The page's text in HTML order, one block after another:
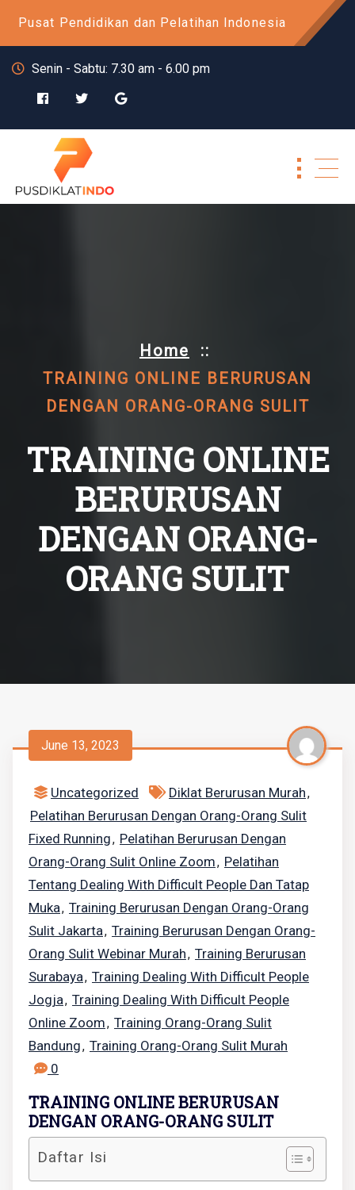
Pusat Pendidikan dan Pelatihan Indonesia
Senin - Sabtu: 7.30 am - 6.00 pm
Home ::
TRAINING ONLINE BERURUSAN
DENGAN ORANG-ORANG SULIT
TRAINING ONLINE
BERURUSAN
DENGAN ORANG-
ORANG SULIT
June 13, 2023
Uncategorized Diklat Berurusan Murah,
Pelatihan Berurusan Dengan Orang-Orang Sulit
Fixed Running, Pelatihan Berurusan Dengan
Orang-Orang Sulit Online Zoom, Pelatihan
Tentang Dealing With Difficult People Dan Tatap
Muka, Training Berurusan Dengan Orang-Orang
Sulit Jakarta, Training Berurusan Dengan Orang-
Orang Sulit Webinar Murah, Training Berurusan
Surabaya, Training Dealing With Difficult People
Jogja, Training Dealing With Difficult People
Online Zoom, Training Orang-Orang Sulit
Bandung, Training Orang-Orang Sulit Murah
0
TRAINING ONLINE BERURUSAN
DENGAN ORANG-ORANG SULIT
Daftar Isi